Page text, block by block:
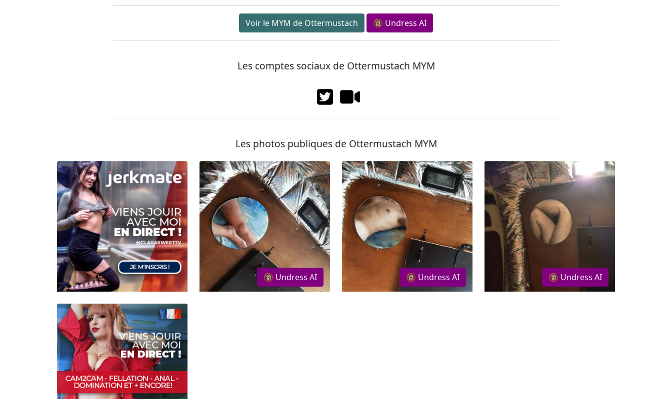
Voir le MYM de Ottermustach 🔞 Undress AI
Les comptes sociaux de Ottermustach MYM
Les photos publiques de Ottermustach MYM
🔞 Undress AI 🔞 Undress AI 🔞 Undress AI